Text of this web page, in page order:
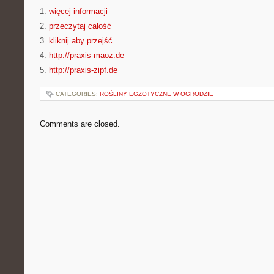
1. więcej informacji
2. przeczytaj całość
3. kliknij aby przejść
4. http://praxis-maoz.de
5. http://praxis-zipf.de
CATEGORIES: ROŚLINY EGZOTYCZNE W OGRODZIE
Comments are closed.